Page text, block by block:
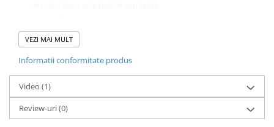
nastere.
Colectionati toate jucariile Baby Secrets si cautati piesele rare.
1 figurina exclusiva Baby Secrets,
1 cadita de baie cu dus,
1 chiuveta
1 certificat de nastere,
Ghidul Colectionarului.
Dimensiune: 20.5 x 26 x 12 cm.
VEZI MAI MULT
Informatii conformitate produs
Video (1)
Review-uri(0)